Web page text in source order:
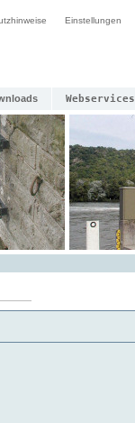
Einstellungen
Webservices